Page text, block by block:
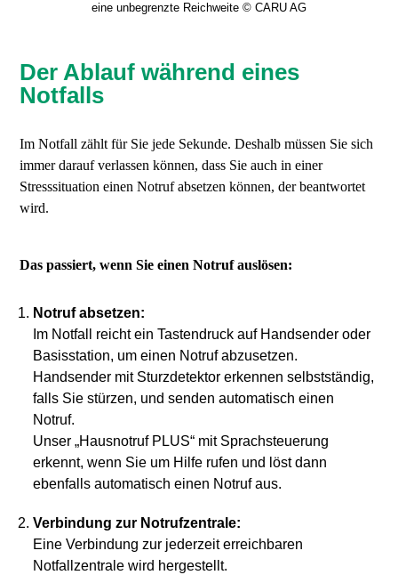
eine unbegrenzte Reichweite © CARU AG
Der Ablauf während eines
Notfalls
Im Notfall zählt für Sie jede Sekunde. Deshalb müssen Sie sich
immer darauf verlassen können, dass Sie auch in einer
Stresssituation einen Notruf absetzen können, der beantwortet
wird.
Das passiert, wenn Sie einen Notruf auslösen:
Notruf absetzen:
Im Notfall reicht ein Tastendruck auf Handsender oder
Basisstation, um einen Notruf abzusetzen.
Handsender mit Sturzdetektor erkennen selbstständig,
falls Sie stürzen, und senden automatisch einen
Notruf.
Unser „Hausnotruf PLUS“ mit Sprachsteuerung
erkennt, wenn Sie um Hilfe rufen und löst dann
ebenfalls automatisch einen Notruf aus.
Verbindung zur Notrufzentrale:
Eine Verbindung zur jederzeit erreichbaren
Notfallzentrale wird hergestellt.